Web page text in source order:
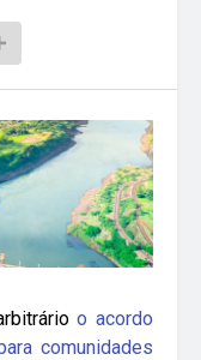
o acordo
comunidades